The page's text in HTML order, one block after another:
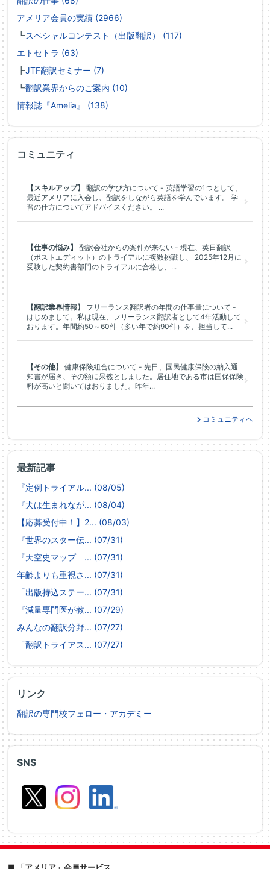
SNS
アメリア会員の実績 (2966)
┗スペシャルコンテスト（出版翻訳） (117)
エトセトラ (63)
┣JTF翻訳セミナー (7)
┗翻訳業界からのご案内 (10)
情報誌『Amelia』 (138)
最新記事
『定例トライアル... (08/05)
『犬は生まれなが... (08/04)
【応募受付中！】2... (08/03)
『世界のスター伝... (07/31)
『天空史マップ ... (07/31)
年齢よりも重視さ... (07/31)
「出版持込ステー... (07/31)
『減量専門医が教... (07/29)
みんなの翻訳分野... (07/27)
「翻訳トライアス... (07/27)
リンク
翻訳の専門校フェロー・アカデミー
コミュニティ
【スキルアップ】
翻訳の学び方について - 英語学習の1つとして、
最近アメリアに入会し、翻訳をしながら英語を学んでいます。 学
習の仕方についてアドバイスください。 ...
【仕事の悩み】
翻訳会社からの案件が来ない - 現在、英日翻訳
（ポストエディット）のトライアルに複数挑戦し、 2025年12月に
受験した契約書部門のトライアルに合格し、...
【翻訳業界情報】
フリーランス翻訳者の年間の仕事量について -
はじめまして。私は現在、フリーランス翻訳者として4年活動して
おります。年間約50～60件（多い年で約90件）を、担当して...
【その他】
健康保険組合について - 先日、国民健康保険の納入通
知書が届き、その額に呆然としました。居住地である市は国保保険
料が高いと聞いてはおりました。昨年...
コミュニティへ